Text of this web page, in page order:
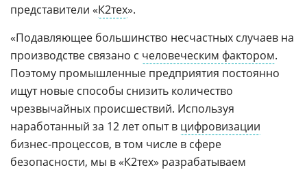
представители «К2тех».
«Подавляющее большинство несчастных случаев на
производстве связано с человеческим фактором.
Поэтому промышленные предприятия постоянно
ищут новые способы снизить количество
чрезвычайных происшествий. Используя
наработанный за 12 лет опыт в цифровизации
бизнес-процессов, в том числе в сфере
безопасности, мы в «К2тех» разрабатываем